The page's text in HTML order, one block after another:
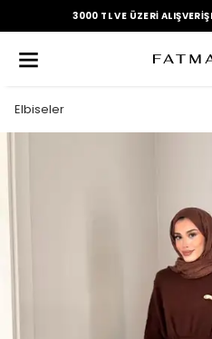
3000 TL VE ÜZERI
Elbiseler